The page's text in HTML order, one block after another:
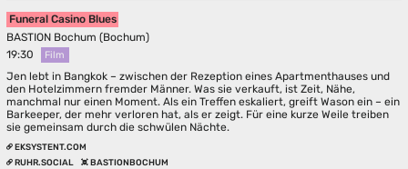
Funeral Casino Blues
BASTION Bochum (Bochum)
19:30
Film
Jen lebt in Bangkok – zwischen der Rezeption eines Apartmenthauses und
den Hotelzimmern fremder Männer. Was sie verkauft, ist Zeit, Nähe,
manchmal nur einen Moment. Als ein Treffen eskaliert, greift Wason ein – ein
Barkeeper, der mehr verloren hat, als er zeigt. Für eine kurze Weile treiben
sie gemeinsam durch die schwülen Nächte.
EKSYSTENT.COM
RUHR.SOCIAL
BASTIONBOCHUM